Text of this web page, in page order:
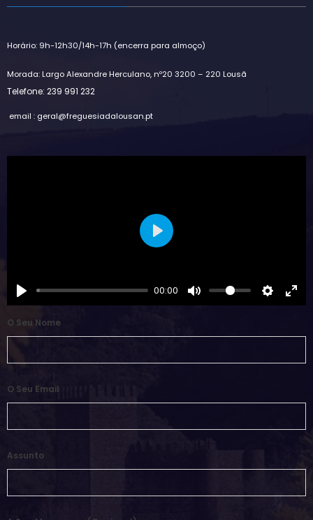
Horário: 9h-12h30/14h-17h (encerra para almoço)
Morada: Largo Alexandre Herculano, nº20 3200 – 220 Lousã
Telefone: 239 991 232
email : geral@freguesiadalousan.pt
00:00
Play
O Seu Nome
O Seu Email
Assunto